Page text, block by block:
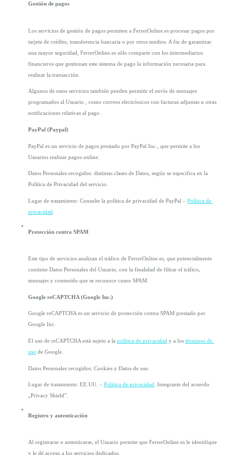
Gestión de pagos
Los servicios de gestión de pagos permiten a FerrerOnline.es procesar pagos por
tarjeta de crédito, transferencia bancaria o por otros medios. A fin de garantizar
una mayor seguridad, FerrerOnline.es sólo comparte con los intermediarios
financieros que gestionan este sistema de pago la información necesaria para
realizar la transacción.
Algunos de estos servicios también pueden permitir el envío de mensajes
programados al Usuario , como correos electrónicos con facturas adjuntas u otras
notificaciones relativas al pago.
PayPal (Paypal)
PayPal es un servicio de pagos prestado por PayPal Inc., que permite a los
Usuarios realizar pagos online.
Datos Personales recogidos: distintas clases de Datos, según se especifica en la
Política de Privacidad del servicio.
Lugar de tratamiento: Consulte la política de privacidad de PayPal – Política de
privacidad
Protección contra SPAM
Este tipo de servicios analizan el tráfico de FerrerOnline.es, que potencialmente
contiene Datos Personales del Usuario, con la finalidad de filtrar el tráfico,
mensajes y contenido que se reconoce como SPAM.
Google reCAPTCHA (Google Inc.)
Google reCAPTCHA es un servicio de protección contra SPAM prestado por
Google Inc.
El uso de reCAPTCHA está sujeto a la política de privacidad y a los términos de
uso de Google.
Datos Personales recogidos: Cookies y Datos de uso.
Lugar de tratamiento: EE.UU. – Política de privacidad
. Integrante del acuerdo
„Privacy Shield”.
Registro y autenticación
Al registrarse o autenticarse, el Usuario permite que FerrerOnline.es le identifique
y le dé acceso a los servicios dedicados.